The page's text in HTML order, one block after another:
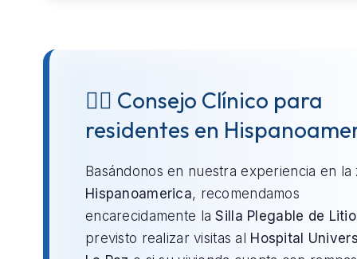
👨‍⚕️ Consejo Clínico para
residentes en
Basándonos en nuestra experiencia en la
Hispanoamerica, recomendamos
encarecidamente laSilla Plegable de Litio
previsto realizar visitas al Hospital